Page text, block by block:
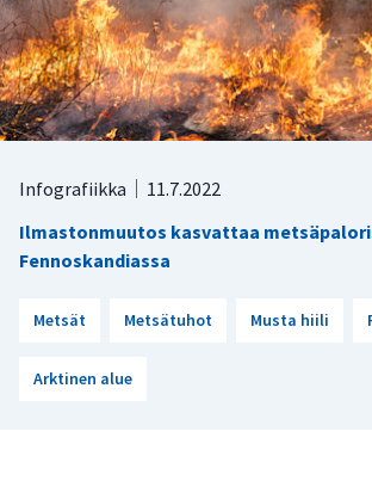
Infografiikka
11.7.2022
Ilmastonmuutos kasvattaa
Fennoskandiassa
Metsät Metsätuhot Musta hiili
Arktinen alue